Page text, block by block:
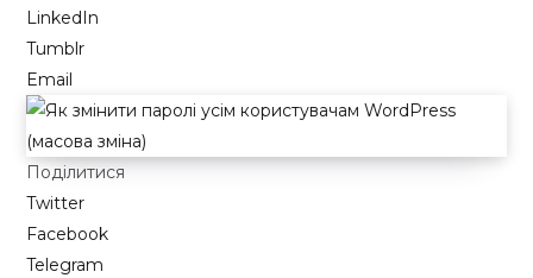
LinkedIn
Tumblr
Email
Поділитися
Twitter
Facebook
Telegram